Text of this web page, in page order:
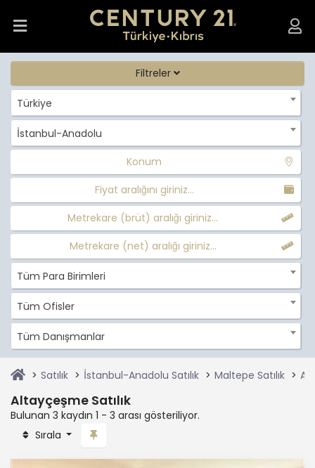
Filtreler
Türkiye
İstanbul-Anadolu
Konum
Fiyat aralığını giriniz...
Metrekare (brüt) aralığı giriniz...
Metrekare (net) aralığı giriniz...
Tüm Para Birimleri
Tüm Ofisler
Tüm Danışmanlar
Satılık İstanbul-Anadolu Satılık Maltepe Satılık
Altayçeşme Satılık
Bulunan 3 kaydın 1 - 3 arası gösteriliyor.
Sırala